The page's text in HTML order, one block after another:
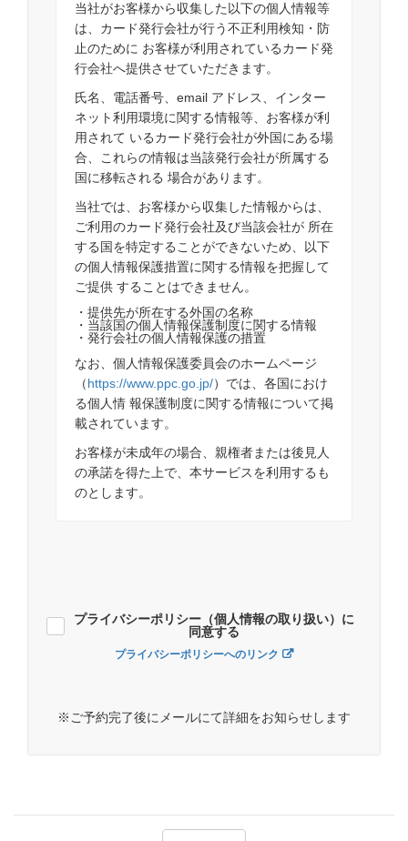
当社がお客様から収集した以下の個人情報等
は、カード発行会社が行う不正利用検知・防
止のために お客様が利用されているカード発
行会社へ提供させていただきます。
氏名、電話番号、email アドレス、インター
ネット利用環境に関する情報等、お客様が利
用されて いるカード発行会社が外国にある場
合、これらの情報は当該発行会社が所属する
国に移転される 場合があります。
当社では、お客様から収集した情報からは、
ご利用のカード発行会社及び当該会社が 所在
する国を特定することができないため、以下
の個人情報保護措置に関する情報を把握して
ご提供 することはできません。
・提供先が所在する外国の名称
・当該国の個人情報保護制度に関する情報
・発行会社の個人情報保護の措置
なお、個人情報保護委員会のホームページ
（https://www.ppc.go.jp/）では、各国におけ
る個人情 報保護制度に関する情報について掲
載されています。
お客様が未成年の場合、親権者または後見人
の承諾を得た上で、本サービスを利用するも
のとします。
プライバシーポリシー（個人情報の取り扱い）に
同意する
プライバシーポリシーへのリンク
※ご予約完了後にメールにて詳細をお知らせします